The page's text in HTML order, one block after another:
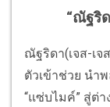
“ณัฐริ
ณัฐริดา(เจส-เจ
ตัวเข้าช่วย นำ
“แซ่บไมค์” สู่ต่